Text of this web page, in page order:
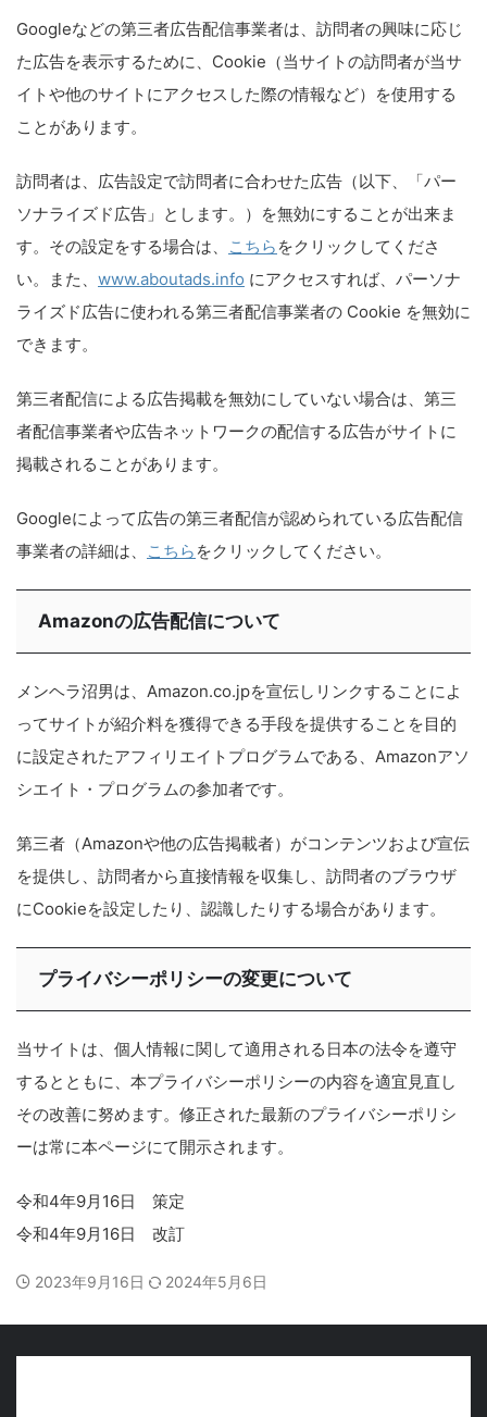
Googleなどの第三者広告配信事業者は、訪問者の興味に応じ
た広告を表示するために、Cookie（当サイトの訪問者が当サ
イトや他のサイトにアクセスした際の情報など）を使用する
ことがあります。
訪問者は、広告設定で訪問者に合わせた広告（以下、「パー
ソナライズド広告」とします。）を無効にすることが出来ま
す。その設定をする場合は、
こちら をクリックしてくださ
い。また、 www.aboutads.info にアクセスすれば、パーソナ
ライズド広告に使われる第三者配信事業者の Cookie を無効に
できます。
第三者配信による広告掲載を無効にしていない場合は、第三
者配信事業者や広告ネットワークの配信する広告がサイトに
掲載されることがあります。
Googleによって広告の第三者配信が認められている広告配信
事業者の詳細は、
こちら をクリックしてください。
Amazonの広告配信について
メンヘラ沼男は、Amazon.co.jpを宣伝しリンクすることによ
ってサイトが紹介料を獲得できる手段を提供することを目的
に設定されたアフィリエイトプログラムである、Amazonアソ
シエイト・プログラムの参加者です。
第三者（Amazonや他の広告掲載者）がコンテンツおよび宣伝
を提供し、訪問者から直接情報を収集し、訪問者のブラウザ
にCookieを設定したり、認識したりする場合があります。
プライバシーポリシーの変更について
当サイトは、個人情報に関して適用される日本の法令を遵守
するとともに、本プライバシーポリシーの内容を適宜見直し
その改善に努めます。修正された最新のプライバシーポリシ
ーは常に本ページにて開示されます。
令和4年9月16日 策定
令和4年9月16日 改訂
2023年9月16日 2024年5月6日